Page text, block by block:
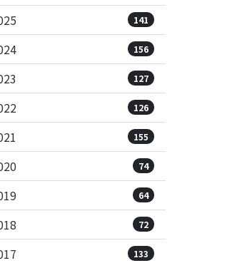
141
156
127
126
155
74
64
72
133